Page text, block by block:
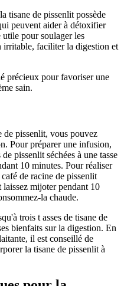
tisane de pissenlit possède
peuvent aider à détoxifier
pour soulager les
irritable, faciliter la digestion et
précieux pour favoriser une
sain.
de pissenlit, vous pouvez
Pour préparer une infusion,
pissenlit séchées à une tasse
10 minutes. Pour réaliser
de racine de pissenlit
laissez mijoter pendant 10
la chaude.
trois t asses de tisane de
bienfaits sur la digestion. En
il est conseillé de
la tisane de pissenlit à